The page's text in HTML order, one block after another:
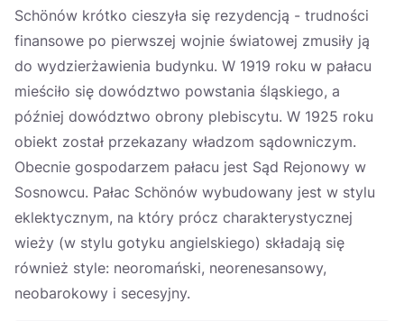
Schönów krótko cieszyła się rezydencją - trudności
finansowe po pierwszej wojnie światowej zmusiły ją
do wydzierżawienia budynku. W 1919 roku w pałacu
mieściło się dowództwo powstania śląskiego, a
później dowództwo obrony plebiscytu. W 1925 roku
obiekt został przekazany władzom sądowniczym.
Obecnie gospodarzem pałacu jest Sąd Rejonowy w
Sosnowcu. Pałac Schönów wybudowany jest w stylu
eklektycznym, na który prócz charakterystycznej
wieży (w stylu gotyku angielskiego) składają się
również style: neoromański, neorenesansowy,
neobarokowy i secesyjny.